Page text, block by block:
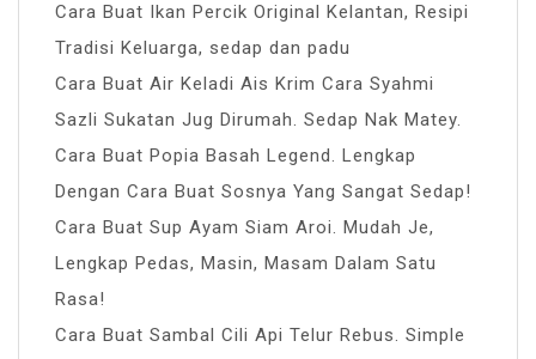
Cara Buat Ikan Percik Original Kelantan, Resipi
Tradisi Keluarga, sedap dan padu
Cara Buat Air Keladi Ais Krim Cara Syahmi
Sazli Sukatan Jug Dirumah. Sedap Nak Matey.
Cara Buat Popia Basah Legend. Lengkap
Dengan Cara Buat Sosnya Yang Sangat Sedap!
Cara Buat Sup Ayam Siam Aroi. Mudah Je,
Lengkap Pedas, Masin, Masam Dalam Satu
Rasa!
Cara Buat Sambal Cili Api Telur Rebus. Simple